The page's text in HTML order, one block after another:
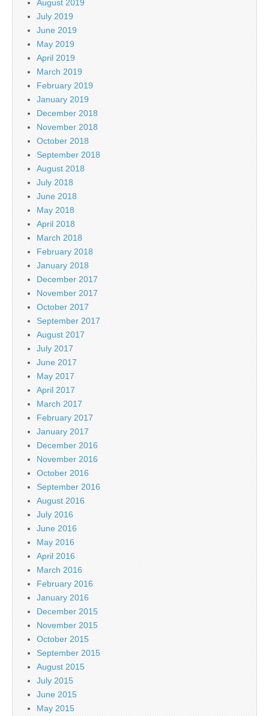
August 2019
July 2019
June 2019
May 2019
April 2019
March 2019
February 2019
January 2019
December 2018
November 2018
October 2018
September 2018
August 2018
July 2018
June 2018
May 2018
April 2018
March 2018
February 2018
January 2018
December 2017
November 2017
October 2017
September 2017
August 2017
July 2017
June 2017
May 2017
April 2017
March 2017
February 2017
January 2017
December 2016
November 2016
October 2016
September 2016
August 2016
July 2016
June 2016
May 2016
April 2016
March 2016
February 2016
January 2016
December 2015
November 2015
October 2015
September 2015
August 2015
July 2015
June 2015
May 2015